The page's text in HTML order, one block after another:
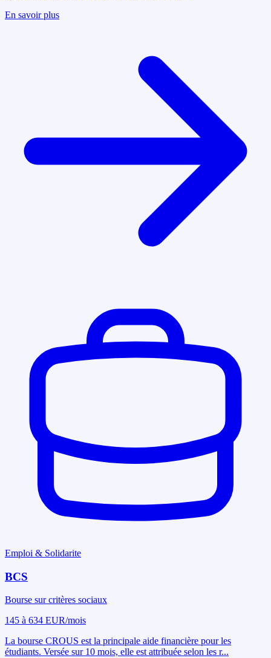
En savoir plus
Emploi & Solidarite
BCS
Bourse sur critères sociaux
145 à 634 EUR/mois
La bourse CROUS est la principale aide financière pour les
étudiants. Versée sur 10 mois, elle est attribuée selon les r...